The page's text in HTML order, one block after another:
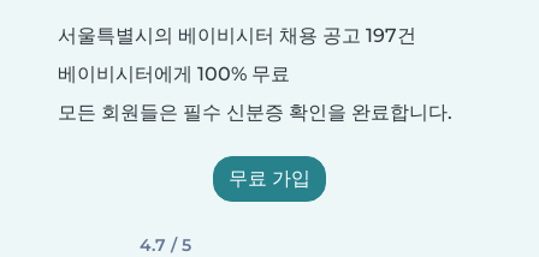
서울특별시의 베이비시터 채용 공고 197건
베이비시터에게 100% 무료
모든 회원들은 필수 신분증 확인을 완료합니다.
무료 가입
4.7 / 5